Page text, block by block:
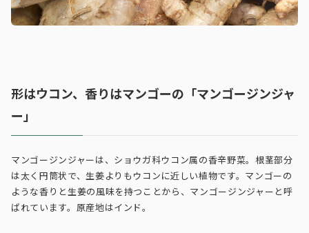
形はウコン、香りはマンゴーの「マンゴージンジャ
ー」
マンゴージンジャーは、ショウガ科ウコン属の香辛野菜。根茎部分
は太く円筒状で、生姜よりもウコンに近しい植物です。マンゴーの
ような香りと生姜の風味を持つことから、マンゴージンジャーと呼
ばれています。原産地はインド。